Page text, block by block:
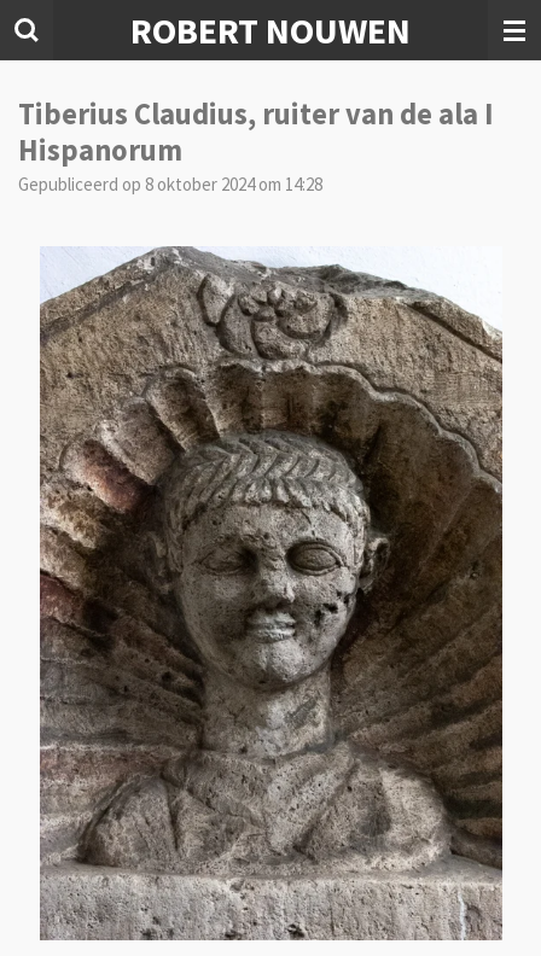
Ga
de
hoofdinhoud
ROBERT NOUWEN
Tiberius Claudius, ruiter van de ala I
Hispanorum
Gepubliceerd op 8 oktober 2024 om 14:28